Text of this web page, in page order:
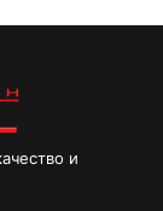
и